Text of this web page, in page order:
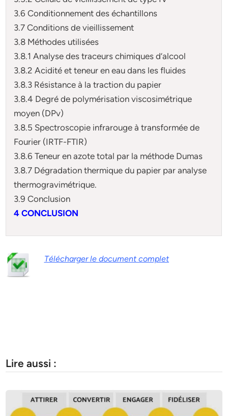
3.6 Conditionnement des échantillons
3.7 Conditions de vieillissement
3.8 Méthodes utilisées
3.8.1 Analyse des traceurs chimiques d’alcool
3.8.2 Acidité et teneur en eau dans les fluides
3.8.3 Résistance à la traction du papier
3.8.4 Degré de polymérisation viscosimétrique
moyen (DPv)
3.8.5 Spectroscopie infrarouge à transformée de
Fourier (IRTF-FTIR)
3.8.6 Teneur en azote total par la méthode Dumas
3.8.7 Dégradation thermique du papier par analyse
thermogravimétrique.
3.9 Conclusion
4 CONCLUSION
Télécharger le document complet
Lire aussi :